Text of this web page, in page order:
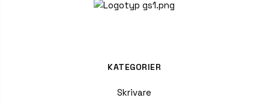
KATEGORIER
Skrivare